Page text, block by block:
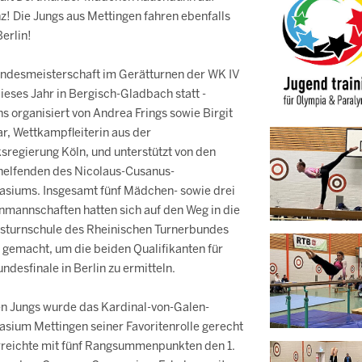
Die Jungs aus Mettingen fahren ebenfalls
im Gerätturnen der WK IV
Jahr in Bergisch-Gladbach statt -
organisiert von Andrea Frings sowie Birgit
Wettkampfleiterin aus der
Köln, und unterstützt von den
des Nicolaus-Cusanus-
Insgesamt fünf Mädchen- sowie drei
hatten sich auf den Weg in die
des Rheinischen Turnerbundes
um die beiden Qualifikanten für
in Berlin zu ermitteln.
Jungs wurde das Kardinal-von-Galen-
Mettingen seiner Favoritenrolle gerecht
mit fünf Rangsummenpunkten den 1.